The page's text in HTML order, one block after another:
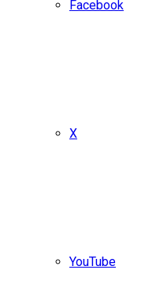
Facebook
X
YouTube